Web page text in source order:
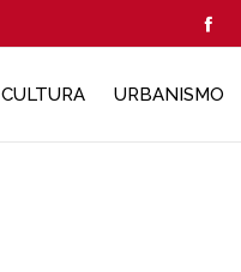
CULTURA URBANISMO